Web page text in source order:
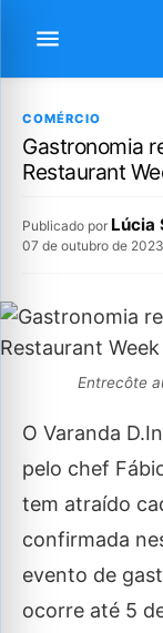
COMÉRCIO
Gastronomia
Restaurant
Publicado por Lúcia
07 de outubro de
Entrecôte
O Varanda
pelo chef
tem atraído
confirmada
evento de
ocorre até 5